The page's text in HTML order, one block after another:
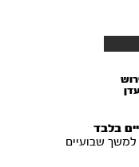
בלבד
שבועיים